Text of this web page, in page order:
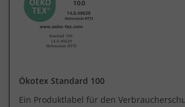
Ökotex Standard 100
Ein Produktlabel für den